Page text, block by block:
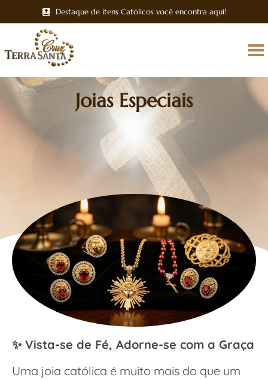
Destaque de itens Católicos você encontra aqui!
Joias Especiais
✨ Vista-se de Fé, Adorne-se com a Graça
Uma joia católica é muito mais do que um